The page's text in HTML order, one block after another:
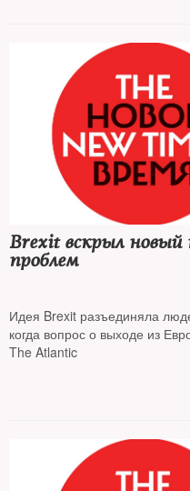
Brexit вскрыл новый
проблем
Идея Brexit разъединяла
когда вопрос о выходе из
совершенно новых для
The Atlantic